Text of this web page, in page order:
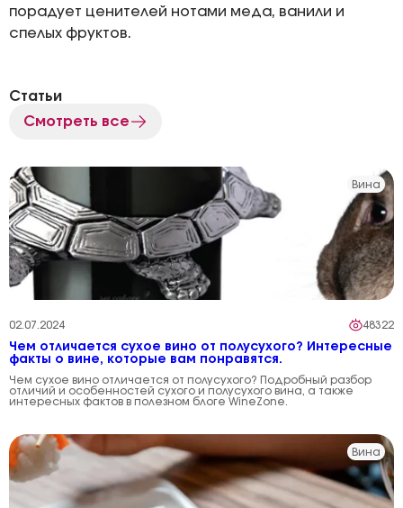
порадует ценителей нотами меда, ванили и
спелых фруктов.
Статьи
Смотреть все
Вина
02.07.2024 48322
Чем отличается сухое вино от полусухого? Интересные
факты о вине, которые вам понравятся.
Чем сухое вино отличается от полусухого? Подробный разбор
отличий и особенностей сухого и полусухого вина, а также
интересных фактов в полезном блоге WineZone.
Вина